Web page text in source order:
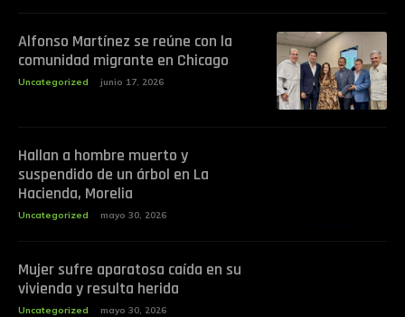
Alfonso Martínez se reúne con la
comunidad migrante en Chicago
Uncategorized junio 17, 2026
Hallan a hombre muerto y
suspendido de un árbol en La
Hacienda, Morelia
Uncategorized mayo 30, 2026
Mujer sufre aparatosa caída en su
vivienda y resulta herida
Uncategorized mayo 30, 2026